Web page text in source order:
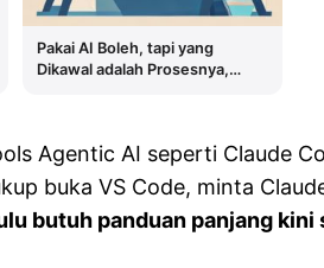
Pakai AI Boleh, tapi yang
Dikawal adalah Prosesnya,
Agentic AI seperti Claude
buka VS Code, minta
butuh panduan panjang